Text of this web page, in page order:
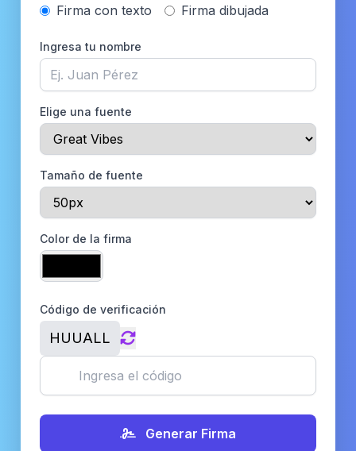
Firma con texto Firma dibujada
Ingresa tu nombre
Elige una fuente
Tamaño de fuente
Color de la firma
Código de verificación
HUUALL
Generar Firma